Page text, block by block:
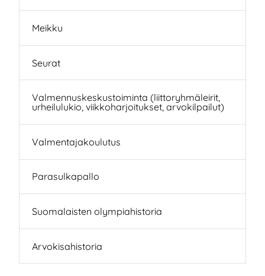
Meikku
Seurat
Valmennuskeskustoiminta (liittoryhmäleirit,
urheilulukio, viikkoharjoitukset, arvokilpailut)
Valmentajakoulutus
Parasulkapallo
Suomalaisten olympiahistoria
Arvokisahistoria